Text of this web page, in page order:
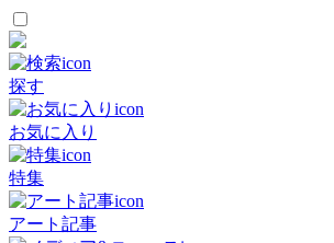
探す
お気に入り
特集
アート記事